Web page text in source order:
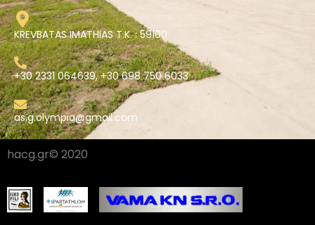
KREVBATAS IMATHIAS T.K. : 59100
+30 2331 064639, +30 698 750 6033
as.g.olympia@gmail.com
hacg.gr© 2020